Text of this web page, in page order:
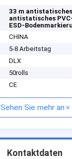
33 m
antistatisches
ESD-
CHINA
5-8 Arbeitstag
DLX
50rolls
CE
Sehen Sie mehr an
Kontaktdaten